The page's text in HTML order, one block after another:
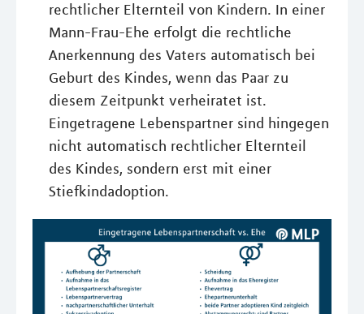
rechtlicher Elternteil von Kindern. In einer
Mann-Frau-Ehe erfolgt die rechtliche
Anerkennung des Vaters automatisch bei
Geburt des Kindes, wenn das Paar zu
diesem Zeitpunkt verheiratet ist.
Eingetragene Lebenspartner sind hingegen
nicht automatisch rechtlicher Elternteil
des Kindes, sondern erst mit einer
Stiefkindadoption.